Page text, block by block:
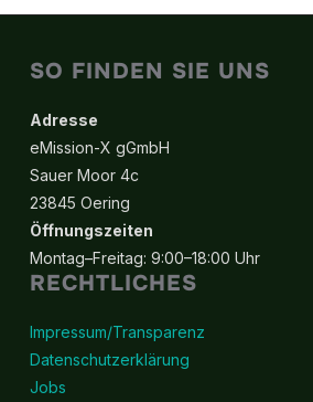
SO FINDEN SIE UNS
Adresse
eMission-X gGmbH
Sauer Moor 4c
23845 Oering
Öffnungszeiten
Montag–Freitag: 9:00–18:00 Uhr
RECHTLICHES
Impressum/Transparenz
Datenschutzerklärung
Jobs